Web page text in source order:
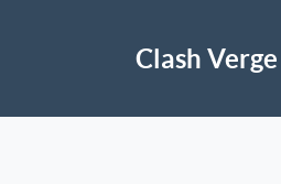
Clash Verge